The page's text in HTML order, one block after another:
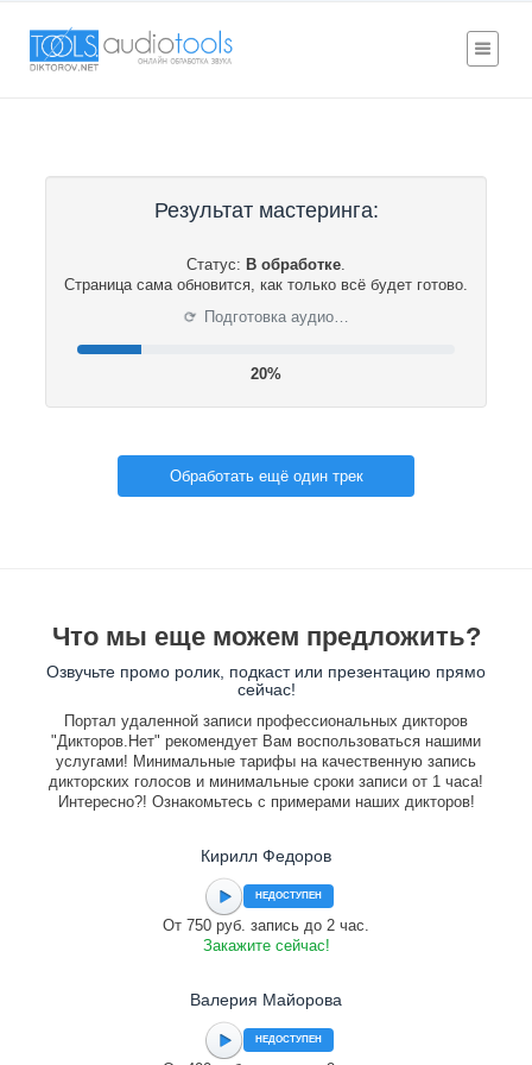
Результат мастеринга:
Статус: В обработке.
Страница сама обновится, как только всё будет готово.
⟳ Подготовка аудио…
20%
Обработать ещё один трек
Что мы еще можем предложить?
Озвучьте промо ролик, подкаст или презентацию прямо
сейчас!
Портал удаленной записи профессиональных дикторов
"Дикторов.Нет" рекомендует Вам воспользоваться нашими
услугами! Минимальные тарифы на качественную запись
дикторских голосов и минимальные сроки записи от 1 часа!
Интересно?! Ознакомьтесь с примерами наших дикторов!
Кирилл Федоров
НЕДОСТУПЕН
От 750 руб. запись до 2 час.
Закажите сейчас!
Валерия Майорова
НЕДОСТУПЕН